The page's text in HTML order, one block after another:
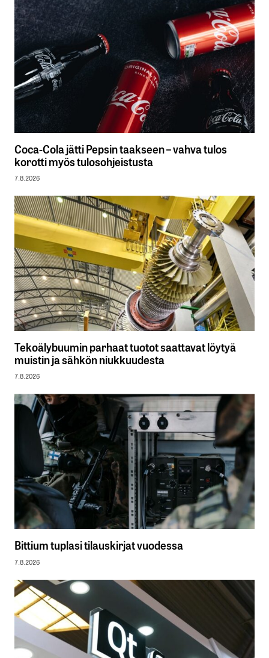
Coca-Cola jätti Pepsin taakseen – vahva tulos
korotti myös tulosohjeistusta
7.8.2026
Tekoälybuumin parhaat tuotot saattavat löytyä
muistin ja sähkön niukkuudesta
7.8.2026
Bittium tuplasi tilauskirjat vuodessa
7.8.2026